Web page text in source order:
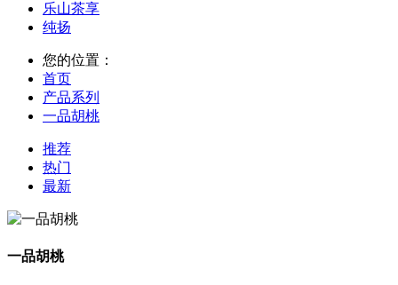
乐山茶享
纯扬
您的位置：
首页
产品系列
一品胡桃
推荐
热门
最新
一品胡桃